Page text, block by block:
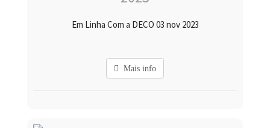
Em Linha Com a DECO 03 nov 2023
Mais info